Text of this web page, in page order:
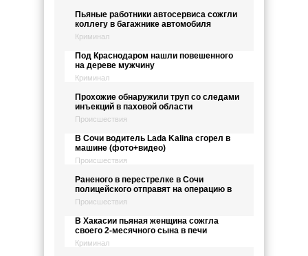
Пьяные работники автосервиса сожгли
коллегу в багажнике автомобиля
Криминал
Под Краснодаром нашли повешенного
на дереве мужчину
Криминал
Прохожие обнаружили труп со следами
инъекций в паховой области
Происшествия
В Сочи водитель Lada Kalina сгорел в
машине (фото+видео)
Происшествия
Раненого в перестрелке в Сочи
полицейского отправят на операцию в
Происшествия
В Хакасии пьяная женщина сожгла
своего 2-месячного сына в печи
Криминал